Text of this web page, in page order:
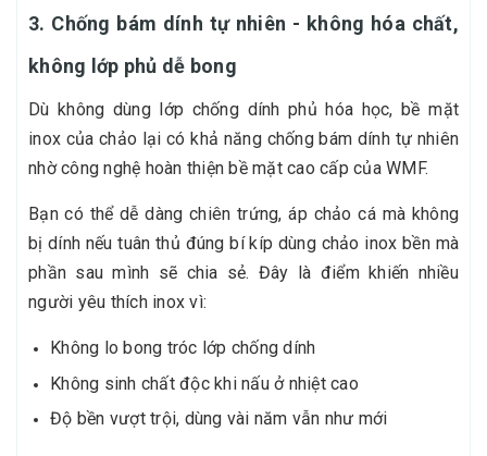
3. Chống bám dính tự nhiên - không hóa chất,
không lớp phủ dễ bong
Dù không dùng lớp chống dính phủ hóa học, bề mặt
inox của chảo lại có khả năng chống bám dính tự nhiên
nhờ công nghệ hoàn thiện bề mặt cao cấp của WMF.
Bạn có thể dễ dàng chiên trứng, áp chảo cá mà không
bị dính nếu tuân thủ đúng bí kíp dùng chảo inox bền mà
phần sau mình sẽ chia sẻ. Đây là điểm khiến nhiều
người yêu thích inox vì:
Không lo bong tróc lớp chống dính
Không sinh chất độc khi nấu ở nhiệt cao
Độ bền vượt trội, dùng vài năm vẫn như mới